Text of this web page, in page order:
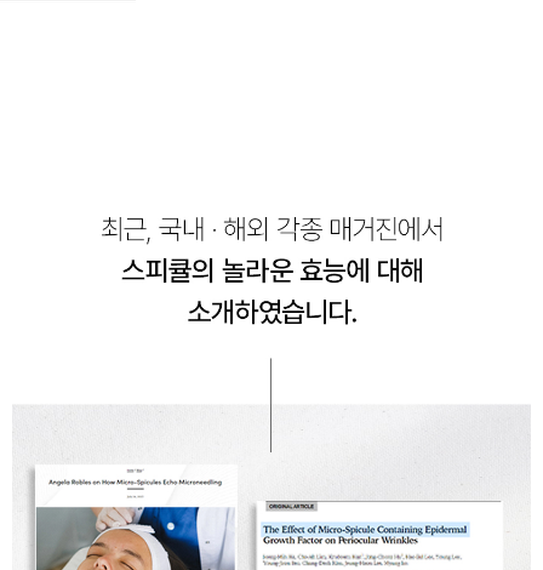
페이코 ID로 페
PAYCO 바로구매